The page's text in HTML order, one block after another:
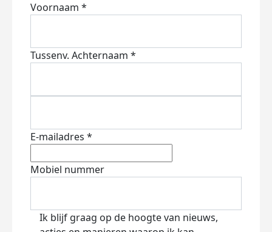
Voornaam *
Tussenv. Achternaam *
E-mailadres *
Mobiel nummer
Ik blijf graag op de hoogte van nieuws,